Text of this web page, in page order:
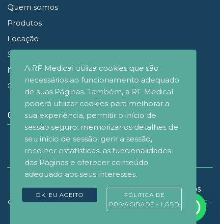
Quem somos
Produtos
Locação
Simuladores
Noticias
Contato
CONECTE-SE
© Copyrignt 2021 - RF Medical Brasil - Todos os
direitos reservados. Desenvolvido por
D&M Agência -
Design e Marketing.
A RF Medical utiliza cookies que são
necessários ao funcionamento adequado
de suas Páginas. Também, a RF Medical
poderá utilizar cookies para melhorar a
sua experiência, permitir o início de
sessão seguro, memorizar os detalhes de
seu início de sessão, gerir a sessão,
recolher estatísticas, as funcionalidades
das Páginas e oferecer conteúdo
adequado aos seus interesses.
OK, EU ACEITO
PÓLITICA DE
PRIVACIDADE - LGPD